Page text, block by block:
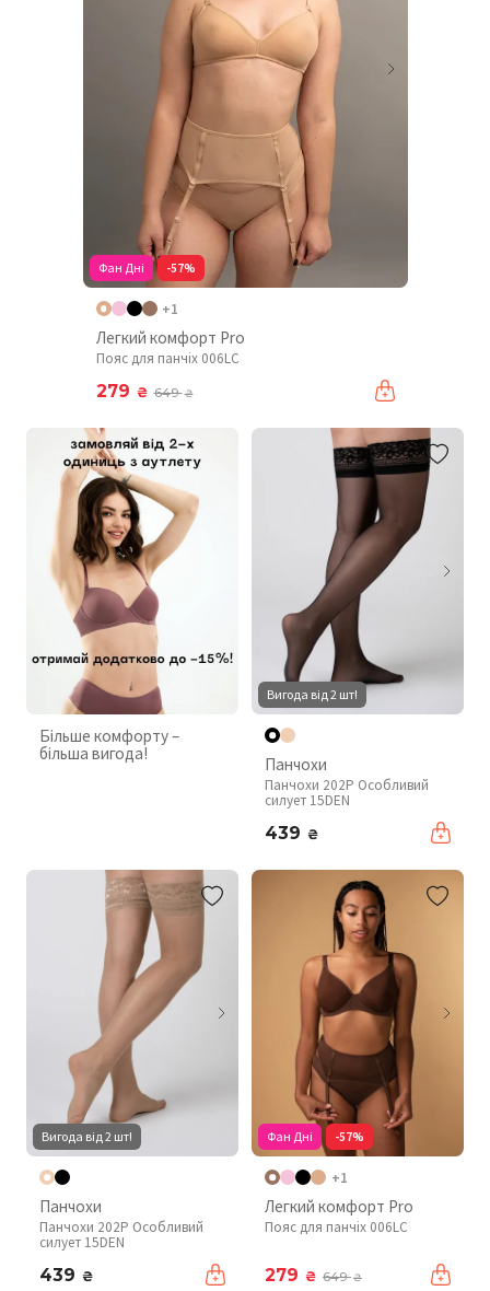
Фан Дні -57%
+1
Легкий комфорт Pro
Пояс для панчіх 006LC
279 ₴ 649₴
Більше комфорту –
більша вигода!
Вигода від 2 шт!
Панчохи
Панчохи 202P Особливий
силует 15DEN
439 ₴
Вигода від 2 шт!
Панчохи
Панчохи 202P Особливий
силует 15DEN
439 ₴
Фан Дні -57%
+1
Легкий комфорт Pro
Пояс для панчіх 006LC
279 ₴ 649₴